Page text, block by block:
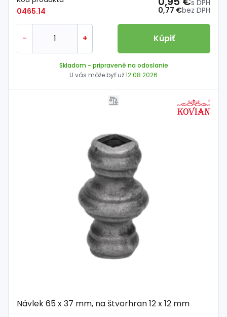
0465.14
0,77 €bez DPH
s DPH
- + Kúpiť
Skladom - pripravené na odoslanie
U vás môže byť už12.08.2026
Návlek 65 x 37 mm, na štvorhran 12 x 12 mm